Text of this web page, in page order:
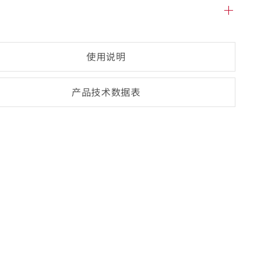
使用说明
产品技术数据表
(opens
PDF-